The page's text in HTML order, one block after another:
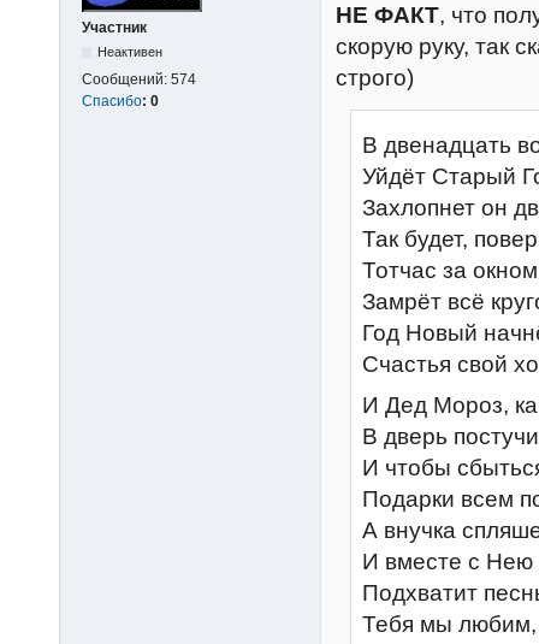
Участник
Неактивен
Сообщений: 574
Спасибо: 0
НЕ ФАКТ, что
скорую руку, так
строго)
В двенадцать
Уйдёт Старый
Захлопнет он
Так будет,
Тотчас за окном
Замрёт всё
Год Новый
Счастья свой
И Дед Мороз,
В дверь
И чтобы
Подарки всем
А внучка
И вместе с Нею
Подхватит
Тебя мы